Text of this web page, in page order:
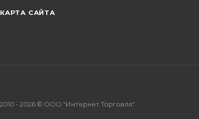
КАРТА САЙТА
2010 - 2026 © ООО "Интернет Торговля"